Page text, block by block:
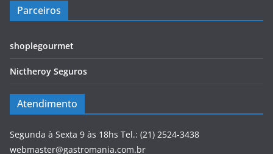
Parceiros
shoplegourmet
Nictheroy Seguros
Atendimento
Segunda à Sexta 9 às 18hs Tel.: (21) 2524-3438
webmaster@gastromania.com.br